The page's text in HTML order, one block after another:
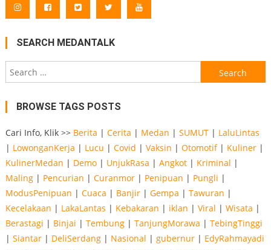
SEARCH MEDANTALK
Search
for:
BROWSE TAGS POSTS
Cari Info, Klik >> Berita | Cerita | Medan | SUMUT| LaluLintas
| LowonganKerja | Lucu | Covid | Vaksin | Otomotif| Kuliner|
KulinerMedan | Demo| UnjukRasa | Angkot| Kriminal |
Maling| Pencurian | Curanmor| Penipuan | Pungli |
ModusPenipuan | Cuaca | Banjir| Gempa | Tawuran |
Kecelakaan | LakaLantas | Kebakaran | iklan | Viral | Wisata |
Berastagi | Binjai | Tembung| TanjungMorawa | TebingTinggi
| Siantar| DeliSerdang| Nasional | gubernur| EdyRahmayadi